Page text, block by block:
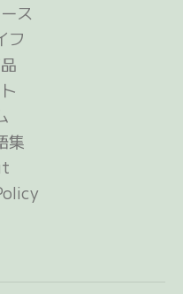
ス
フ
集